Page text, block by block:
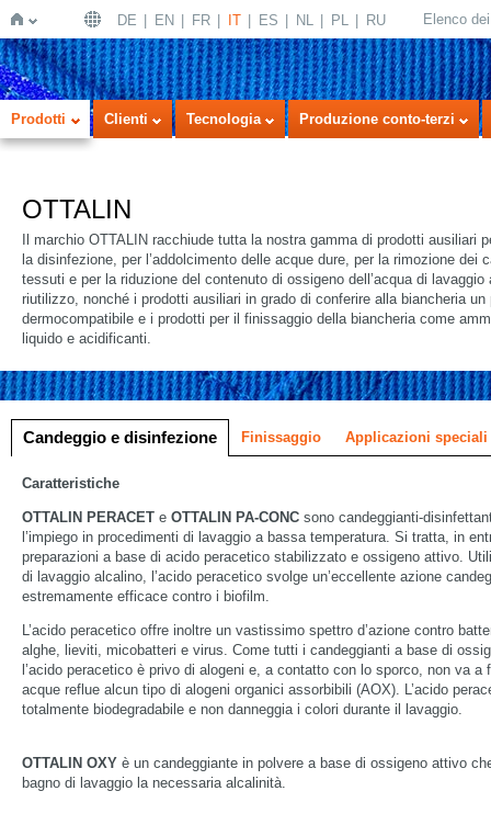
Home
DE EN FR IT ES NL PL RU Elenco
Prodotti Clienti Tecnologia Produzione conto-terzi
OTTALIN
Il marchio OTTALIN racchiude tutta la nostra gamma di prodotti ausiliari
la disinfezione, per l’addolcimento delle acque dure, per la rimozione dei
tessuti e per la riduzione del contenuto di ossigeno dell’acqua di lavaggio
riutilizzo, nonché i prodotti ausiliari in grado di conferire alla biancheria un
dermocompatibile e i prodotti per il finissaggio della biancheria come
liquido e acidificanti.
Candeggio e disinfezione Finissaggio Applicazioni speciali
Caratteristiche
OTTALIN PERACET e OTTALIN PA-CONC sono candeggianti-
l’impiego in procedimenti di lavaggio a bassa temperatura. Si tratta, in
preparazioni a base di acido peracetico stabilizzato e ossigeno attivo.
di lavaggio alcalino, l’acido peracetico svolge un’eccellente azione
estremamente efficace contro i biofilm.
L’acido peracetico offre inoltre un vastissimo spettro d’azione contro
alghe, lieviti, micobatteri e virus. Come tutti i candeggianti a base di
l’acido peracetico è privo di alogeni e, a contatto con lo sporco, non va a
acque reflue alcun tipo di alogeni organici assorbibili (AOX). L’acido
totalmente biodegradabile e non danneggia i colori durante il lavaggio.
OTTALIN OXY è un candeggiante in polvere a base di ossigeno attivo
bagno di lavaggio la necessaria alcalinità.
icone
a elenco